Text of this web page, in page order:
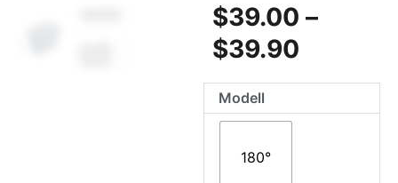
$39.00 –
$39.90$39.00
bis
$39.90
Modell
180°
MiraBot
Hochdrehmoment-